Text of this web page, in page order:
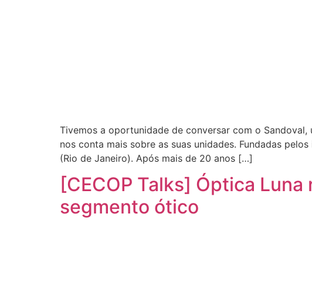
Tivemos a oportunidade de conversar com o
nos conta mais sobre as suas unidades. Fundadas
(Rio de Janeiro). Após mais de 20 anos […]
[CECOP Talks] Óptica
segmento ótico